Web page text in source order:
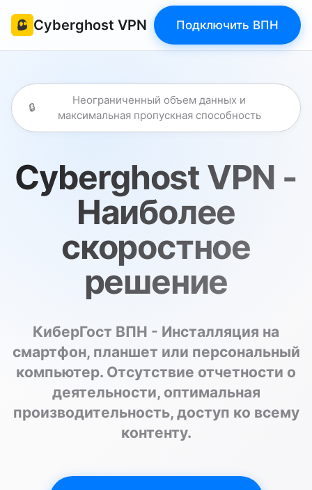
Cyberghost VPN Подключить ВПН
🔒
Неограниченный объем данных и
максимальная пропускная способность
Cyberghost VPN -
Наиболее
скоростное
решение
КиберГост ВПН - Инсталляция на
смартфон, планшет или персональный
компьютер. Отсутствие отчетности о
деятельности, оптимальная
производительность, доступ ко всему
контенту.